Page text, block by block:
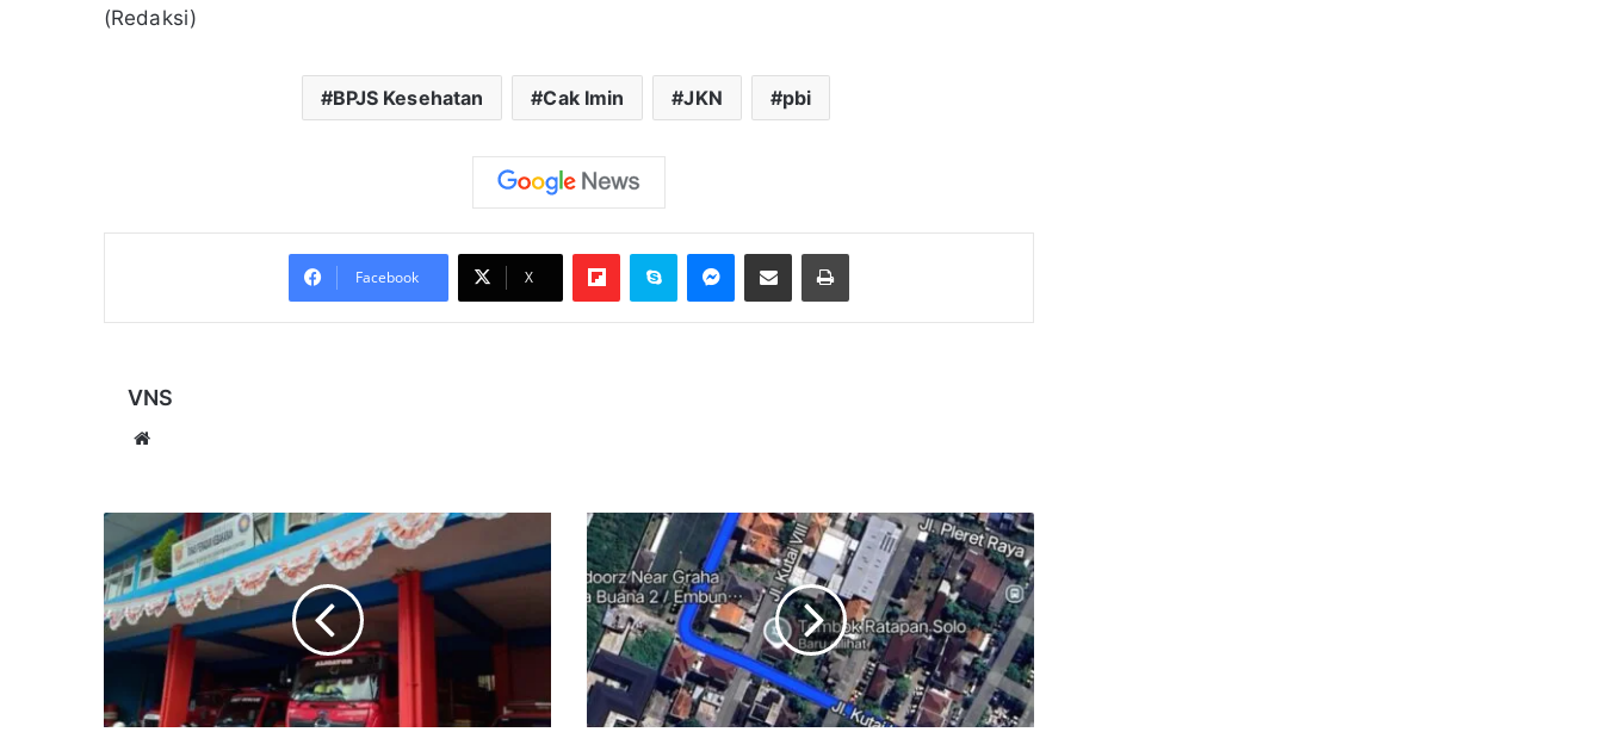
(Redaksi)
BPJS Kesehatan Cak Imin JKN pbi
Facebook X
FlipboardSkype Messenger
Bagikan melalui Email Cetak
VNS
Siaga
Ramadhan,
Pemkot
Samarinda
Operasikan
11
Damkar
di
Viral
“Tembok
Ratapan
Solo”,
Rumah
Jokowi
Jadi
Spot
Curhat